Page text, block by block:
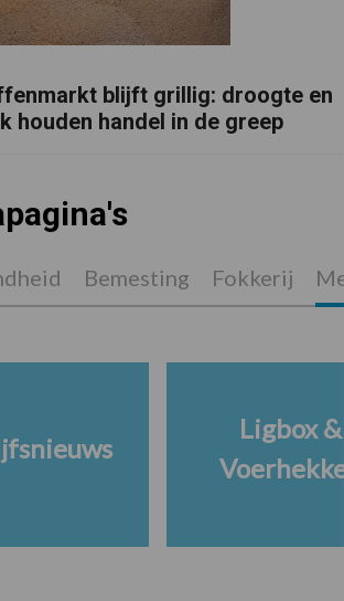
blijft grillig: droogte en
houden handel in de greep
Bemesting Fokkerij
Ligbox &